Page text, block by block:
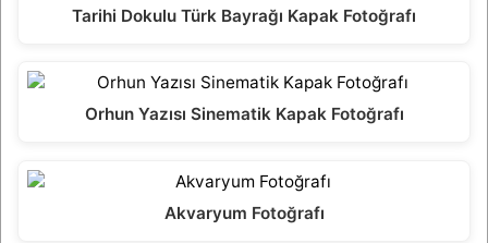
Tarihi Dokulu Türk Bayrağı Kapak Fotoğrafı
Orhun Yazısı Sinematik Kapak Fotoğrafı
Akvaryum Fotoğrafı